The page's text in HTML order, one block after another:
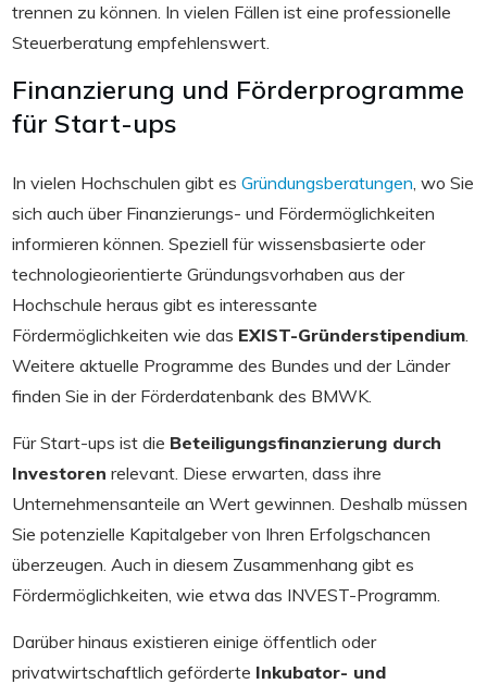
trennen zu können. In vielen Fällen ist eine professionelle
Steuerberatung empfehlenswert.
Finanzierung und Förderprogramme
für Start-ups
In vielen Hochschulen gibt es Gründungsberatungen, wo Sie
sich auch über Finanzierungs- und Fördermöglichkeiten
informieren können. Speziell für wissensbasierte oder
technologieorientierte Gründungsvorhaben aus der
Hochschule heraus gibt es interessante
Fördermöglichkeiten wie das EXIST-Gründerstipendium.
Weitere aktuelle Programme des Bundes und der Länder
finden Sie in der Förderdatenbank des BMWK.
Für Start-ups ist die Beteiligungsfinanzierung durch
Investoren relevant. Diese erwarten, dass ihre
Unternehmensanteile an Wert gewinnen. Deshalb müssen
Sie potenzielle Kapitalgeber von Ihren Erfolgschancen
überzeugen. Auch in diesem Zusammenhang gibt es
Fördermöglichkeiten, wie etwa das INVEST-Programm.
Darüber hinaus existieren einige öffentlich oder
privatwirtschaftlich geförderte Inkubator- und